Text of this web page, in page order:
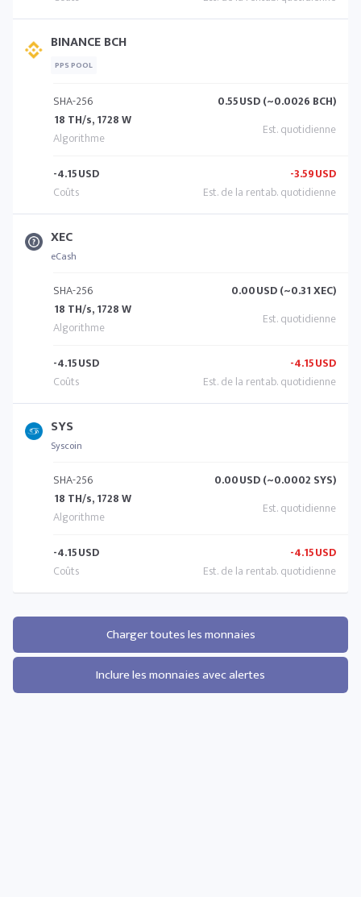
BINANCE BCH
PPS POOL
SHA-256
18 TH/s, 1728 W
0.55USD (~0.0026 BCH)
-4.15USD -3.59USD
XEC
eCash
SHA-256
18 TH/s, 1728 W
0.00USD (~0.31 XEC)
-4.15USD -4.15USD
SYS
Syscoin
SHA-256
18 TH/s, 1728 W
0.00USD (~0.0002 SYS)
-4.15USD -4.15USD
Charger toutes les monnaies
Inclure les monnaies avec alertes